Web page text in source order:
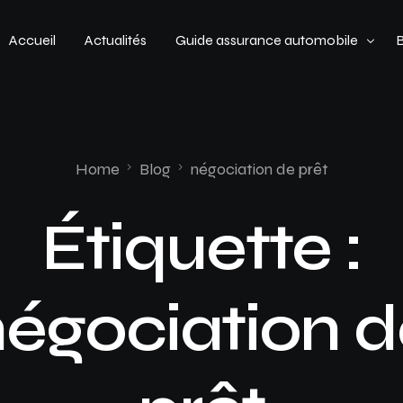
Accueil Actualités Guide assurance automobile
Profil de conducteur
Home Blog négociation de prêt
Étiquette :